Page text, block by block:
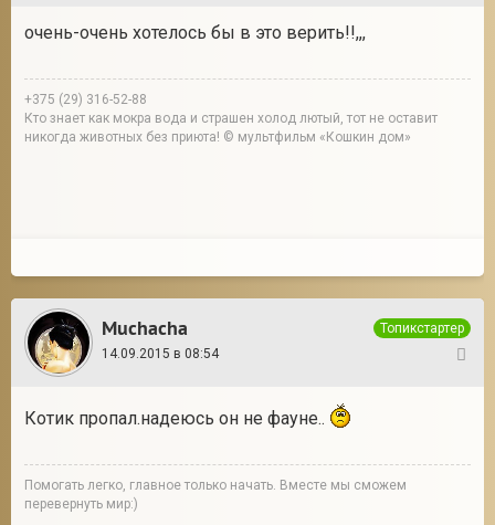
очень-очень хотелось бы в это верить!!,,,
+375 (29) 316-52-88
Кто знает как мокра вода и страшен холод лютый, тот не оставит
никогда животных без приюта! © мультфильм «Кошкин дом»
Muchacha
Топикстартер
14.09.2015 в 08:54
Котик пропал.надеюсь он не фауне..
Помогать легко, главное только начать. Вместе мы сможем
перевернуть мир:)